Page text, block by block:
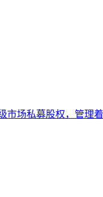
市场私募股权，管理